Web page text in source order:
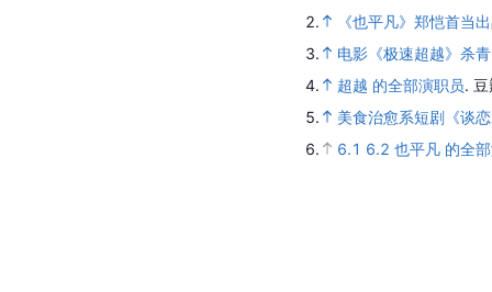
2.
《也平凡》郑恺首当
3.
电影《极速超越》杀
4.
超越 的全部演职员.
5.
美食治愈系短剧《谈
6.
6.1 6.2 也平凡 的全